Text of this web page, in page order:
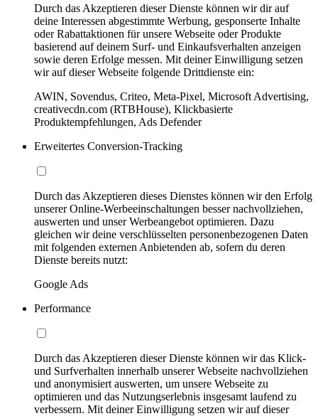
Durch das Akzeptieren dieser Dienste können wir dir auf
deine Interessen abgestimmte Werbung, gesponserte Inhalte
oder Rabattaktionen für unsere Webseite oder Produkte
basierend auf deinem Surf- und Einkaufsverhalten anzeigen
sowie deren Erfolge messen. Mit deiner Einwilligung setzen
wir auf dieser Webseite folgende Drittdienste ein:
AWIN, Sovendus, Criteo, Meta-Pixel, Microsoft Advertising,
creativecdn.com (RTBHouse), Klickbasierte
Produktempfehlungen, Ads Defender
Erweitertes Conversion-Tracking
Durch das Akzeptieren dieses Dienstes können wir den Erfolg
unserer Online-Werbeeinschaltungen besser nachvollziehen,
auswerten und unser Werbeangebot optimieren. Dazu
gleichen wir deine verschlüsselten personenbezogenen Daten
mit folgenden externen Anbietenden ab, sofern du deren
Dienste bereits nutzt:
Google Ads
Performance
Durch das Akzeptieren dieser Dienste können wir das Klick-
und Surfverhalten innerhalb unserer Webseite nachvollziehen
und anonymisiert auswerten, um unsere Webseite zu
optimieren und das Nutzungserlebnis insgesamt laufend zu
verbessern. Mit deiner Einwilligung setzen wir auf dieser